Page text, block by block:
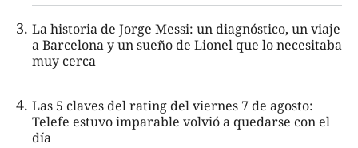
La historia de Jorge Messi: un diagnóstico, un viaje
a Barcelona y un sueño de Lionel que lo necesitaba
muy cerca
Las 5 claves del rating del viernes 7 de agosto:
Telefe estuvo imparable volvió a quedarse con el
día